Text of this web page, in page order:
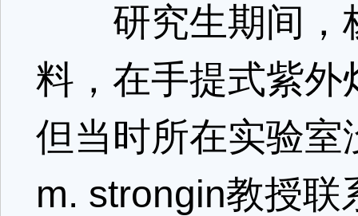
研究生期间，
料，在手提式紫
但当时所在实验
m. strongin教授